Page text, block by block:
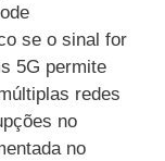
se o sinal for
5G permite
redes
no
no